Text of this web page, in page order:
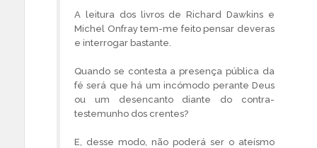
A leitura dos livros de Richard Dawkins e
Michel Onfray tem-me feito pensar deveras
e interrogar bastante.
Quando se contesta a presença pública da
fé será que há um incómodo perante Deus
ou um desencanto diante do contra-
testemunho dos crentes?
E, desse modo, não poderá ser o ateísmo